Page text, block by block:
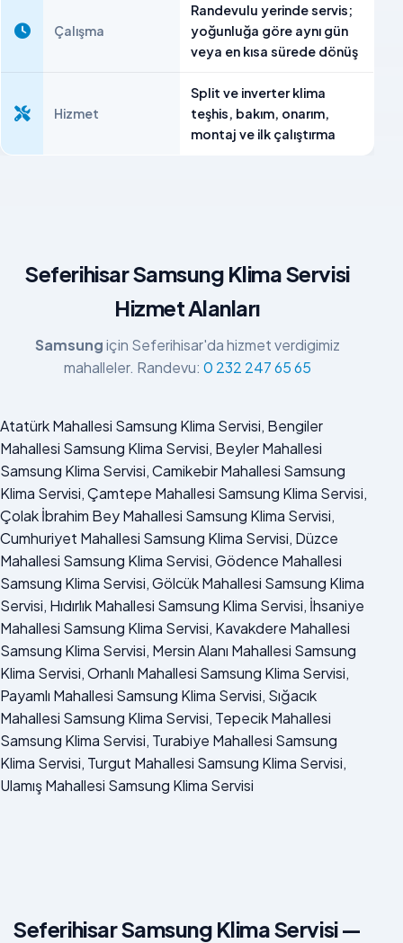
Çalışma
Randevulu yerinde servis;
yoğunluğa göre aynı gün
veya en kısa sürede dönüş
Hizmet
Split ve inverter klima
teşhis, bakım, onarım,
montaj ve ilk çalıştırma
Seferihisar Samsung Klima Servisi
Hizmet Alanları
Samsungiçin Seferihisar'da hizmet verdigimiz
mahalleler. Randevu: 0 232 247 65 65
Atatürk Mahallesi Samsung Klima Servisi, Bengiler
Mahallesi Samsung Klima Servisi, Beyler Mahallesi
Samsung Klima Servisi, Camikebir Mahallesi Samsung
Klima Servisi, Çamtepe Mahallesi Samsung Klima Servisi,
Çolak İbrahim Bey Mahallesi Samsung Klima Servisi,
Cumhuriyet Mahallesi Samsung Klima Servisi, Düzce
Mahallesi Samsung Klima Servisi, Gödence Mahallesi
Samsung Klima Servisi, Gölcük Mahallesi Samsung Klima
Servisi, Hıdırlık Mahallesi Samsung Klima Servisi, İhsaniye
Mahallesi Samsung Klima Servisi, Kavakdere Mahallesi
Samsung Klima Servisi, Mersin Alanı Mahallesi Samsung
Klima Servisi, Orhanlı Mahallesi Samsung Klima Servisi,
Payamlı Mahallesi Samsung Klima Servisi, Sığacık
Mahallesi Samsung Klima Servisi, Tepecik Mahallesi
Samsung Klima Servisi, Turabiye Mahallesi Samsung
Klima Servisi, Turgut Mahallesi Samsung Klima Servisi,
Ulamış Mahallesi Samsung Klima Servisi
Seferihisar Samsung Klima Servisi —